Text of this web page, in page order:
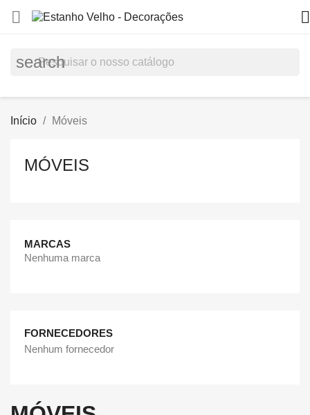
 
search
Início Móveis
MÓVEIS
MARCAS
Nenhuma marca
FORNECEDORES
Nenhum fornecedor